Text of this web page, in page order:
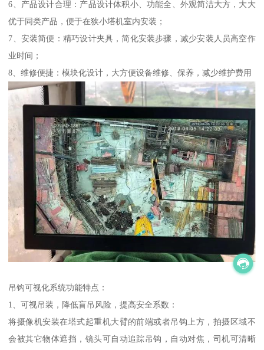
6、产品设计合理：产品设计体积小、功能全、外观简洁大方，大大
优于同类产品，便于在狭小塔机室内安装；
7、安装简便：精巧设计夹具，简化安装步骤，减少安装人员高空作
业时间；
8、维修便捷：模块化设计，大方便设备维修、保养，减少维护费用
吊钩可视化系统功能特点：
1、可视吊装，降低盲吊风险，提高安全系数：
将摄像机安装在塔式起重机大臂的前端或者吊钩上方，拍摄区域不
会被其它物体遮挡，镜头可自动追踪吊钩，自动对焦，司机可清晰